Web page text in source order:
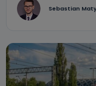
Sebastian